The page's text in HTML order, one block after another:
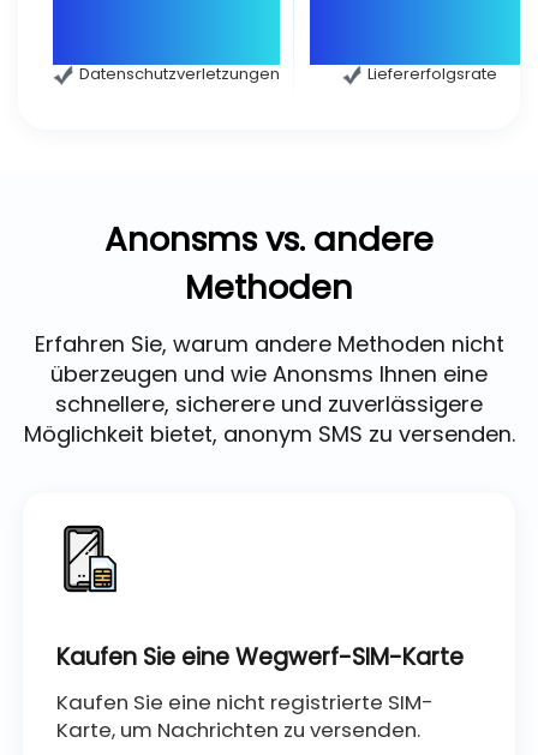
Datenschutzverletzungen Liefererfolgsrate
Anonsms vs. andere
Methoden
Erfahren Sie, warum andere Methoden nicht
überzeugen und wie Anonsms Ihnen eine
schnellere, sicherere und zuverlässigere
Möglichkeit bietet, anonym SMS zu versenden.
Kaufen Sie eine Wegwerf-SIM-Karte
Kaufen Sie eine nicht registrierte SIM-
Karte, um Nachrichten zu versenden.